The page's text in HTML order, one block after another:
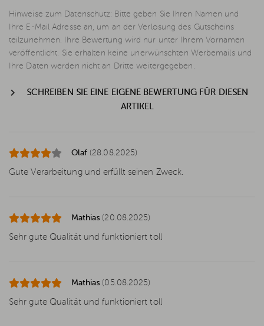
Hinweise zum Datenschutz: Bitte geben Sie Ihren Namen und
Ihre E-Mail Adresse an, um an der Verlosung des Gutscheins
teilzunehmen. Ihre Bewertung wird nur unter Ihrem Vornamen
veröffentlicht. Sie erhalten keine unerwünschten Werbemails und
Ihre Daten werden nicht an Dritte weitergegeben.
SCHREIBEN SIE EINE EIGENE BEWERTUNG FÜR DIESEN
ARTIKEL
Olaf (28.08.2025)
Gute Verarbeitung und erfüllt seinen Zweck.
Mathias (20.08.2025)
Sehr gute Qualität und funktioniert toll
Mathias (05.08.2025)
Sehr gute Qualität und funktioniert toll